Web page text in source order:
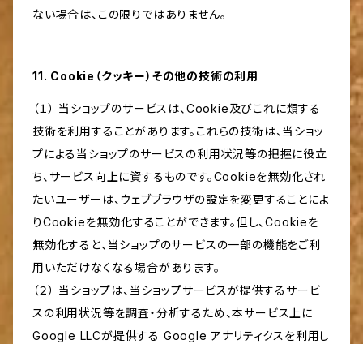
ない場合は、この限りではありません。
11. Cookie（クッキー）その他の技術の利用
（１） 当ショップのサービスは、Cookie及びこれに類する
技術を利用することがあります。これらの技術は、当ショッ
プによる当ショップのサービスの利用状況等の把握に役立
ち、サービス向上に資するものです。Cookieを無効化され
たいユーザーは、ウェブブラウザの設定を変更することによ
りCookieを無効化することができます。但し、Cookieを
無効化すると、当ショップのサービスの一部の機能をご利
用いただけなくなる場合があります。
（２） 当ショップは、当ショップサービスが提供するサービ
スの利用状況等を調査・分析するため、本サービス上に
Google LLCが提供する Google アナリティクスを利用し